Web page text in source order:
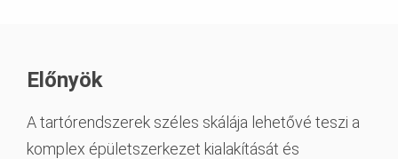
Előnyök
A tartórendszerek széles skálája lehetővé teszi a
komplex épületszerkezet kialakítását és